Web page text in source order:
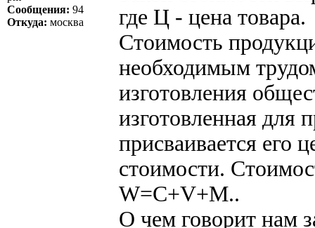
Сообщения: 94
Откуда: москва
где Ц - цена товара.
Стоимость
необходимым
изготовления
изготовленная для
присваивается его
стоимости.
W=C+V+M..
О чем говорит нам